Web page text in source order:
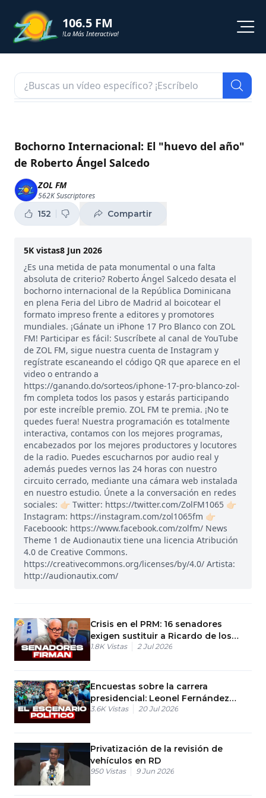
106.5 FM
!La Más Interactiva!
NOTICIAS
SHORTS
PODCAST
ZOL TV
Bochorno Internacional: El "huevo del año"
de Roberto Ángel Salcedo
ZOL FM
562KSuscriptores
152 Compartir
5K vistas8 Jun 2026
¿Es una metida de pata monumental o una falta
absoluta de criterio? Roberto Ángel Salcedo desata el
bochorno internacional de la República Dominicana
en plena Feria del Libro de Madrid al boicotear el
formato impreso frente a editores y promotores
mundiales. ¡Gánate un iPhone 17 Pro Blanco con ZOL
FM! Participar es fácil: Suscríbete al canal de YouTube
de ZOL FM, sigue nuestra cuenta de Instagram y
regístrate escaneando el código QR que aparece en el
video o entrando a
https://ganando.do/sorteos/iphone-17-pro-blanco-zol-
fm completa todos los pasos y estarás participando
por este increíble premio. ZOL FM te premia. ¡No te
quedes fuera! Nuestra programación es totalmente
interactiva, contamos con los mejores programas,
encabezados por los mejores productores y locutores
de la radio. Puedes escucharnos por audio real y
además puedes vernos las 24 horas con nuestro
circuito cerrado, mediante una cámara web instalada
en nuestro estudio. Únete a la conversación en redes
sociales: 👉🏻 Twitter: https://twitter.com/ZolFM1065 👉🏻
Instagram: https://instagram.com/zol1065fm 👉🏻
Faceboook: https://www.facebook.com/zolfm/ News
Theme 1 de Audionautix tiene una licencia Atribución
4.0 de Creative Commons.
https://creativecommons.org/licenses/by/4.0/ Artista:
http://audionautix.com/
Crisis en el PRM: 16 senadores
exigen sustituir a Ricardo de los
Santos
1.8K Vistas 2 Jul 2026
Encuestas sobre la carrera
presidencial: Leonel Fernández
lidera el escenario político
3.6K Vistas 20 Jul 2026
Privatización de la revisión de
vehículos en RD
950 Vistas 9 Jun 2026